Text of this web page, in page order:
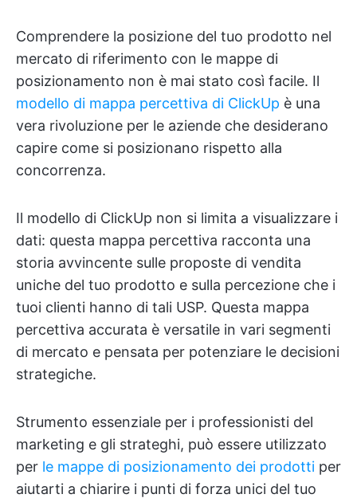
Comprendere la posizione del tuo prodotto nel
mercato di riferimento con le mappe di
posizionamento non è mai stato così facile. Il
modello di mappa percettiva di ClickUp è una
vera rivoluzione per le aziende che desiderano
capire come si posizionano rispetto alla
concorrenza.
Il modello di ClickUp non si limita a visualizzare i
dati: questa mappa percettiva racconta una
storia avvincente sulle proposte di vendita
uniche del tuo prodotto e sulla percezione che i
tuoi clienti hanno di tali USP. Questa mappa
percettiva accurata è versatile in vari segmenti
di mercato e pensata per potenziare le decisioni
strategiche.
Strumento essenziale per i professionisti del
marketing e gli strateghi, può essere utilizzato
per le mappe di posizionamento dei prodotti per
aiutarti a chiarire i punti di forza unici del tuo